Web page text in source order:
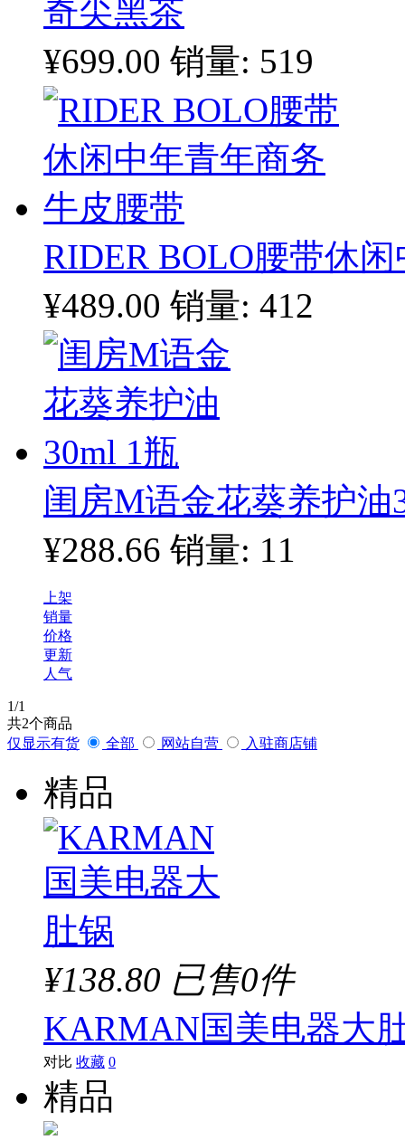
奇尖黑茶
¥699.00 销量: 519
RIDER BOLO腰带休
¥489.00 销量: 412
闺房M语金花葵养护油
¥288.66 销量: 11
上架
销量
价格
更新
人气
1/1
共2个商品
仅显示有货
全部 网站自营 入驻商店铺
精品
¥138.80 已售0件
KARMAN国美电器大
对比 收藏 0
精品